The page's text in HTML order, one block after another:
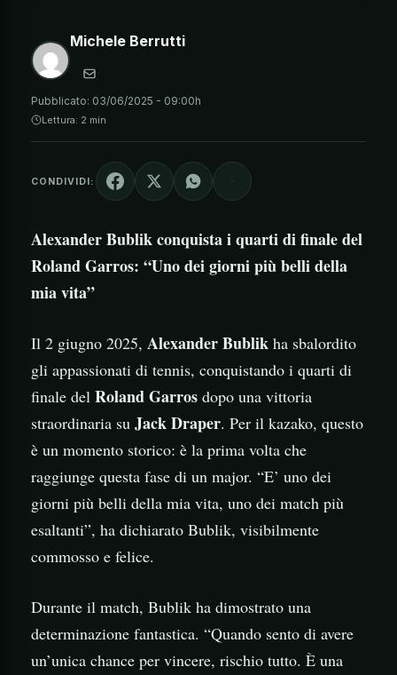
Michele Berrutti
Pubblicato: 03/06/2025 - 09:00h
Lettura: 2 min
CONDIVIDI:
Alexander Bublik conquista i quarti di finale del
Roland Garros: “Uno dei giorni più belli della
mia vita”
Il 2 giugno 2025, Alexander Bublik ha sbalordito
gli appassionati di tennis, conquistando i quarti di
finale del Roland Garros dopo una vittoria
straordinaria su Jack Draper. Per il kazako, questo
è un momento storico: è la prima volta che
raggiunge questa fase di un major. “E’ uno dei
giorni più belli della mia vita, uno dei match più
esaltanti”, ha dichiarato Bublik, visibilmente
commosso e felice.
Durante il match, Bublik ha dimostrato una
determinazione fantastica. “Quando sento di avere
un’unica chance per vincere, rischio tutto. È una